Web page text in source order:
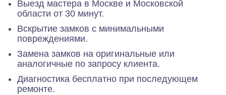
Выезд мастера в Москве и Московской
области от 30 минут.
Вскрытие замков с минимальными
повреждениями.
Замена замков на оригинальные или
аналогичные по запросу клиента.
Диагностика бесплатно при последующем
ремонте.